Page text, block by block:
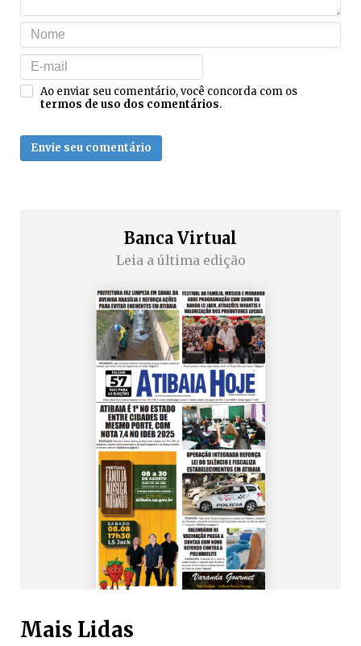
Ao enviar seu comentário, você concorda com os
termos de uso dos comentários.
Envie seu comentário
Banca Virtual
Leia a última edição
Mais Lidas